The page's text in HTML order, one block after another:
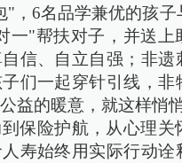
"，6名品学兼优的孩子
一"帮扶对子，并送上
信、自立自强；非遗
们一起穿针引线，非
益的暖意，就这样悄悄
保险护航，从心理关
寿始终用实际行动诠